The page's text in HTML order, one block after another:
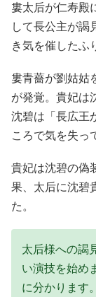
婁太后が仁寿殿
して長公主が謁
き気を催したふ
婁青薔が劉姑姑
が発覚。貴妃は
沈碧は「長広王
ころで気を失っ
貴妃は沈碧の偽
果、太后に沈碧
た。
太后様への謁
い演技を始め
に分かります